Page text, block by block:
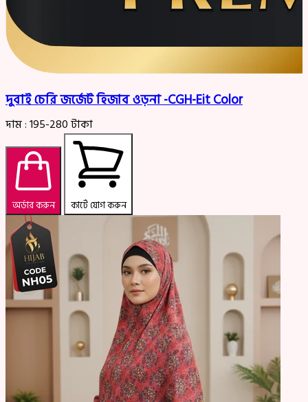
দুবাই চেরি জর্জেট হিজাব ওড়না -CGH-Eit Color
দাম :195-280টাকা
অর্ডার করুন কার্টে যোগ করুন